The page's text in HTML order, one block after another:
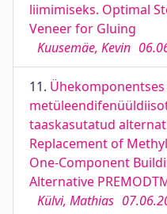
liimimiseks. Optimal
Veneer for Gluing
Kuusemäe, Kevin
11.
taaskasutatud
Replacement of
One-Component
Alternative
Külvi, Mathias